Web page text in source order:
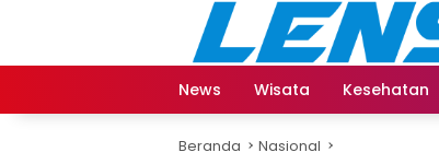
News
Wisata Kesehatan
Beranda Nasional